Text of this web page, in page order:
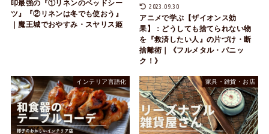
印最強の『①リネンのベッドシー
ツ』『②リネンは冬でも使おう』
｜魔王城でおやすみ・スヤリス姫
2023.09.30
アニメで学ぶ【ザイオンス効
果】：どうしても捨てられない物
を『救済したい人』の片づけ・断
捨離術｜《フルメタル・パニッ
ク！》
インテリア言語化 家具・雑貨・お店